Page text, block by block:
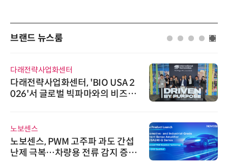
브랜드 뉴스룸
다래전략사업화센터
다래전략사업화센터, 'BIO USA 2
026'서 글로벌 빅파마와의 비즈니
노보센스
노보센스, PWM 고주파 과도 간섭
난제 극복…차량용 전류 감지 증폭